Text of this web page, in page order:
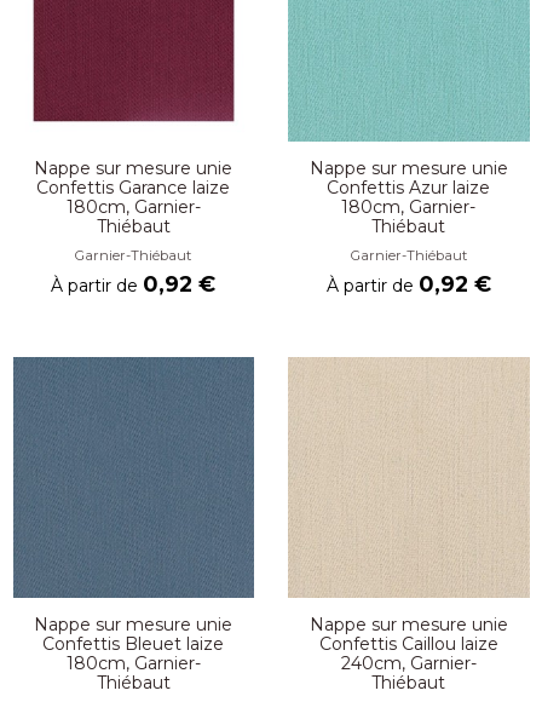
Nappe sur mesure unie
Confettis Garance laize
180cm, Garnier-
Thiébaut
Garnier-Thiébaut
À partir de 0,92 €
Nappe sur mesure unie
Confettis Azur laize
180cm, Garnier-
Thiébaut
Garnier-Thiébaut
À partir de 0,92 €
Nappe sur mesure unie
Confettis Bleuet laize
180cm, Garnier-
Thiébaut
Nappe sur mesure unie
Confettis Caillou laize
240cm, Garnier-
Thiébaut